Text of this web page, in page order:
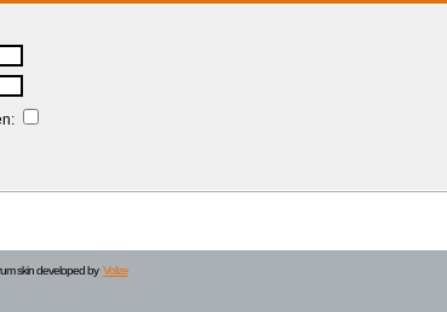
skin developed by Volize